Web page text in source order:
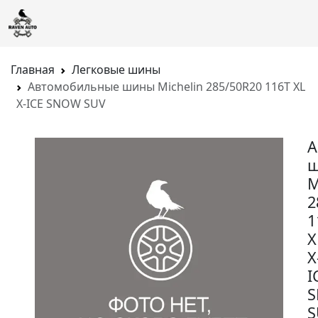
Главная
Легковые шины
Автомобильные шины Michelin 285/50R20 116T XL
X-ICE SNOW SUV